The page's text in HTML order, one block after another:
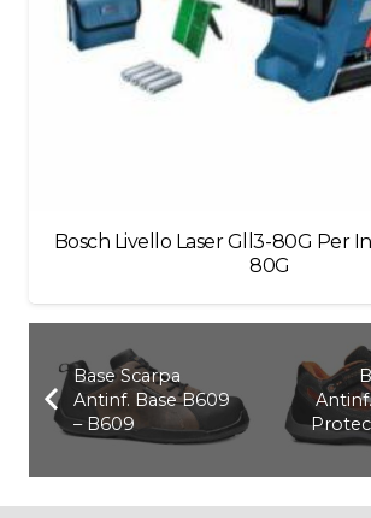
Bosch Livello Laser Gll3-80G Per
80G
Base Scarpa
Antinf. Base B609
– B609